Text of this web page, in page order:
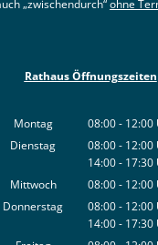
„zwischendurch“ohne
Rathaus Öffnungszeiten
Montag 08:00- 12:00
Von
Dienstag 08:00- 12:00
Von
14:00- 17:30
Von
Mittwoch 08:00- 12:00
Von
Donnerstag 08:00- 12:00
Von
14:00- 17:30
Von